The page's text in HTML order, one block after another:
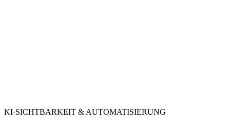
KI-SICHTBARKEIT & AUTOMATISIERUNG